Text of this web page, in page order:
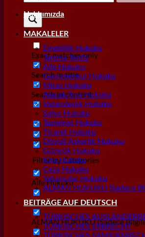
Exact matches only
Search in title
Search in content
Filter by Categories
Aile Hukuku
Alacak/İcra Hukuku
ALMAN HUKUKU (Sadece
Hakkımızda
MAKALELER
Emeklilik Hukuku
Tanıma Tenfiz
Aile Hukuku
Gayrımenkul Hukuku
Miras Hukuku
Alacak/İcra Hukuku
Vatandaşlık Hukuku
Şahıs Hukuku
Tazminat Hukuku
Ticaret Hukuku
Dövizli Askerlik Hukuku
Gümrük Hukuku
Kira Hukuku
Ceza Hukuku
Yabancılar Hukuku
ALMAN HUKUKU (Sadece
BEITRÄGE AUF DEUTSCH
TÜRKISCHES
TÜRKISCHES ERBRECHT